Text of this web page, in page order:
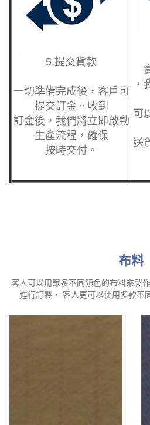
5.提交貨款
一切準備完成後，客戶可
提交訂金。收到
訂金後，我們將立即啟動
生產流程，確保
按時交付。
，
可
送
布料
客人可以用眾多不同顏色的布料來製
進行訂製， 客人更可以使用多款不